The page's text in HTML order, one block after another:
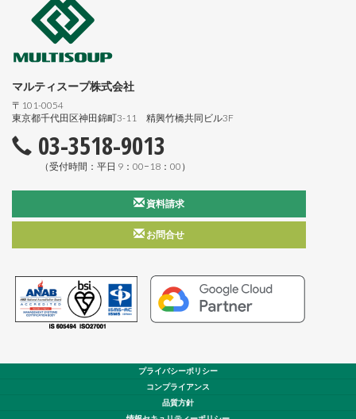
マルティスープ株式会社
〒101-0054
東京都千代田区神田錦町3-11 精興竹橋共同ビル3F
03-3518-9013
（受付時間：平日 9：00−18：00）
資料請求
お問合せ
プライバシーポリシー
コンプライアンス
品質方針